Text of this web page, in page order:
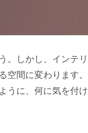
。しかし、インテリ
空間に変わります。
うに、何に気を付け